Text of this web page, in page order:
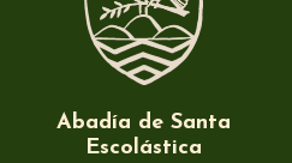
Abadía de Santa
Escolástica